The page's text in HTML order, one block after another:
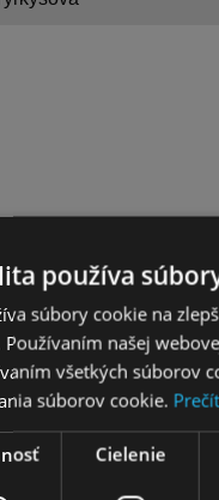
používa
súbory cookie na
našej
všetkých súborov
súborov cookie.
Cielenie